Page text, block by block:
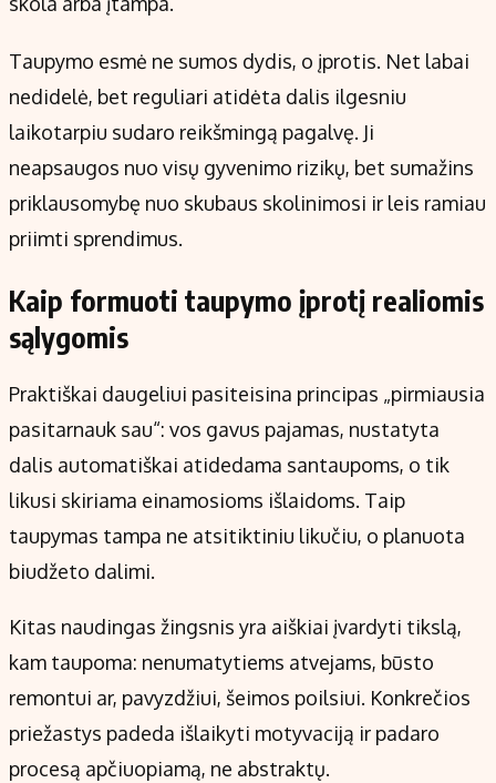
Taupymo esmė ne sumos dydis, o įprotis. Net labai
nedidelė, bet reguliari atidėta dalis ilgesniu
laikotarpiu sudaro reikšmingą pagalvę. Ji
neapsaugos nuo visų gyvenimo rizikų, bet sumažins
priklausomybę nuo skubaus skolinimosi ir leis ramiau
priimti sprendimus.
Kaip formuoti taupymo įprotį realiomis
sąlygomis
Praktiškai daugeliui pasiteisina principas „pirmiausia
pasitarnauk sau“: vos gavus pajamas, nustatyta
dalis automatiškai atidedama santaupoms, o tik
likusi skiriama einamosioms išlaidoms. Taip
taupymas tampa ne atsitiktiniu likučiu, o planuota
biudžeto dalimi.
Kitas naudingas žingsnis yra aiškiai įvardyti tikslą,
kam taupoma: nenumatytiems atvejams, būsto
remontui ar, pavyzdžiui, šeimos poilsiui. Konkrečios
priežastys padeda išlaikyti motyvaciją ir padaro
procesą apčiuopiamą, ne abstraktų.